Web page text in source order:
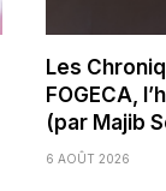
Les
FOGECA,
(par Majib
6 AOÛT 2026